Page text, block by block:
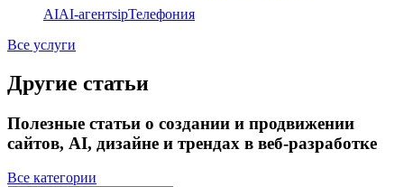
AIAI-агентsipТелефония
Все услуги
Другие статьи
Полезные статьи о создании и продвижении
сайтов, AI, дизайне и трендах в веб-разработке
Все категории